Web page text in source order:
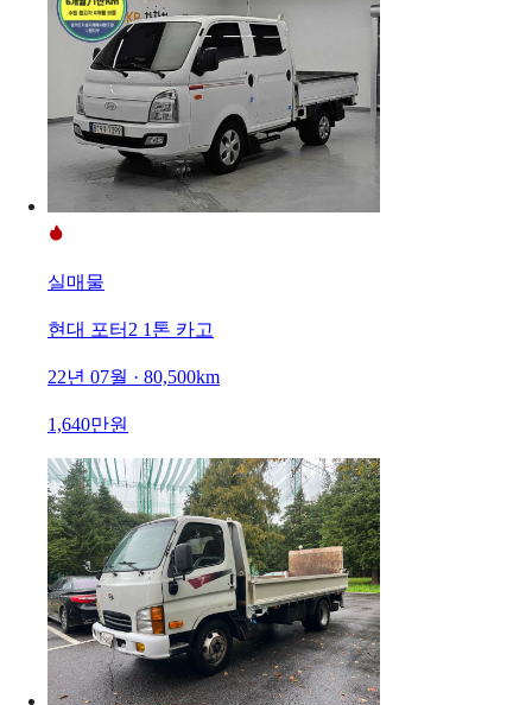
실매물
현대 포터2 1톤 카고
22년 07월 · 80,500km
1,640만원